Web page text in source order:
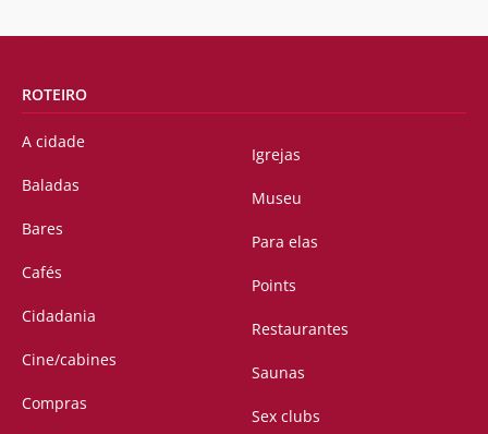
ROTEIRO
A cidade
Baladas
Bares
Cafés
Cidadania
Cine/cabines
Compras
Igrejas
Museu
Para elas
Points
Restaurantes
Saunas
Sex clubs